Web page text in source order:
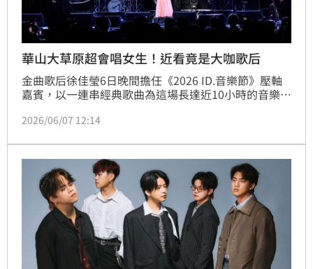
華山大草原超會唱女生！近看竟是大咖歌后
金曲歌后徐佳瑩6日晚間擔任《2026 ID.音樂節》壓軸
嘉賓，以一連串經典歌曲為這場長達近10小時的音樂盛
廂，更首度鬆口透露新專輯進度，坦言目前作品「正在
消息一出讓現場粉絲興奮不已。
2026/06/07 12:14